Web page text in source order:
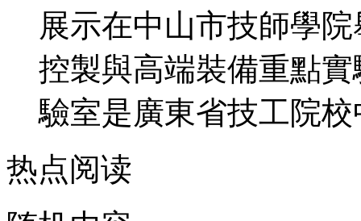
展示在中山市技師學
控製與高端裝備重點
驗室是廣東省技工院
热点阅读